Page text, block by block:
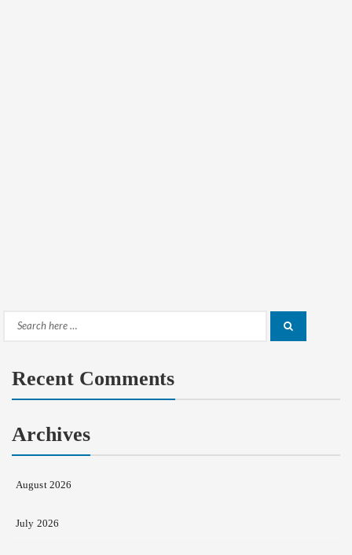
Search
Recent Comments
Archives
August 2026
July 2026